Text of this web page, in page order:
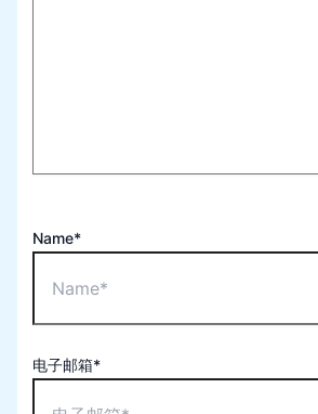
Name*
电子邮箱*